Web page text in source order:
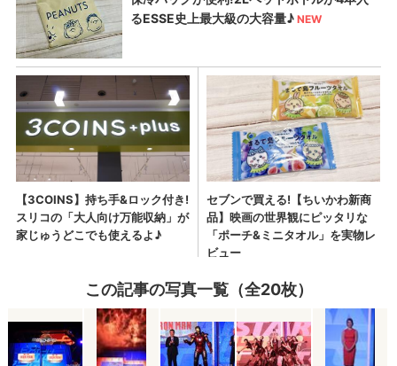
この記事の写真一覧（全20枚）